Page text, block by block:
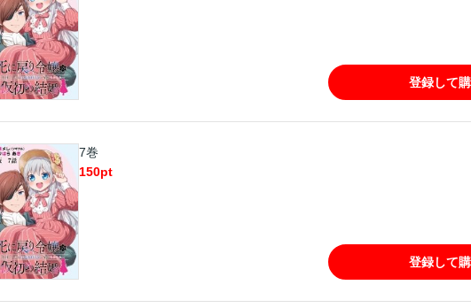
登録して
7巻
150pt
登録して